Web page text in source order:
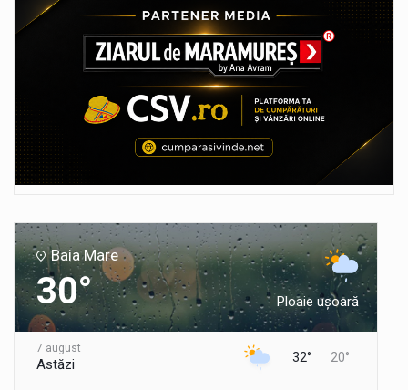
Baia Mare
30° Ploaie ușoară
7 august
Astăzi 32° 20°